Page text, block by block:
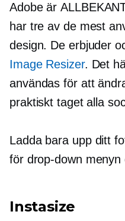
Adobe är
har tre av de mest
design. De erbjuder
Image Resizer. Det
användas för att
praktiskt taget alla
Ladda bara upp ditt
för drop-down menyn
Instasize